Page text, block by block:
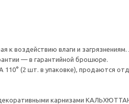
к воздействию влаги и
— в гарантийной брошюре.
(2 шт. в упаковке), продаются
карнизами